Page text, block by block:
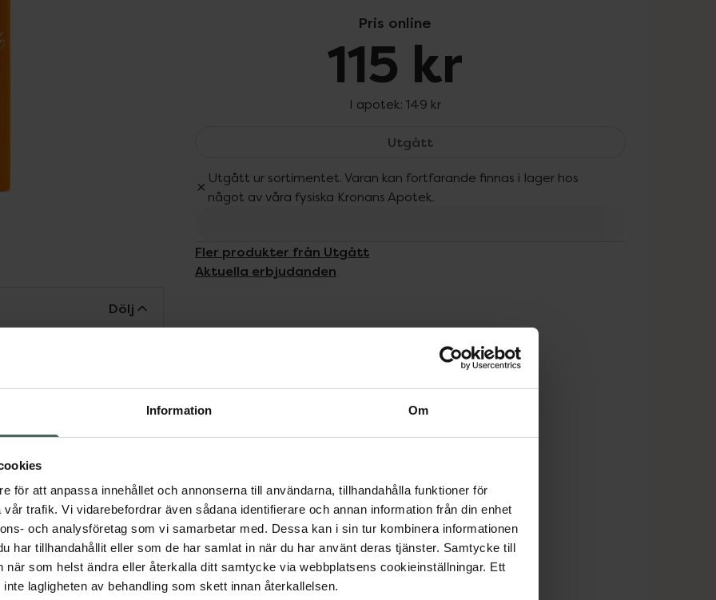
Information Om
för att anpassa innehållet och annonserna till användarna, tillhandahålla funktioner för
trafik. Vi vidarebefordrar även sådana identifierare och annan information från din enhet
och analysföretag som vi samarbetar med. Dessa kan i sin tur kombinera informationen
har tillhandahållit eller som de har samlat in när du har använt deras tjänster. Samtycke till
när som helst ändra eller återkalla ditt samtycke via webbplatsens cookieinställningar. Ett
lagligheten av behandling som skett innan återkallelsen.
Pris online
115 kr
I apotek: 149 kr
UtgåttAnti 5 %, 115 kr.
Utgått ur sortimentet. Varan kan fortfarande finnas i lager hos
något av våra fysiska Kronans Apotek.
Fler produkter från Utgått
Aktuella erbjudanden
Dölj
innan
sår på eller runt
virus. Anti kräm
gör att infektionen
munsår (herpes
Viruset orsakar blåsor
i andra delar av
immunförsvar är
Stark sol, stress